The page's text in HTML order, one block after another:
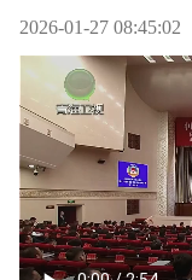
2026-01-27 08:45:02